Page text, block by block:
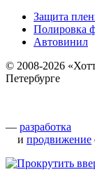
Защита
Полировка
Автовинил
© 2008-2026
Петербурге
— разработка
и продвижение